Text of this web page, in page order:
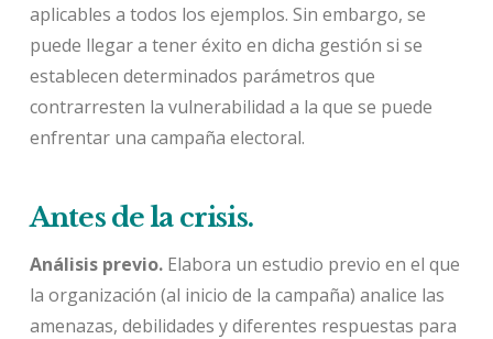
aplicables a todos los ejemplos. Sin embargo, se
puede llegar a tener éxito en dicha gestión si se
establecen determinados parámetros que
contrarresten la vulnerabilidad a la que se puede
enfrentar una campaña electoral.
Antes de la crisis.
Análisis previo.Elabora un estudio previo en el que
la organización (al inicio de la campaña) analice las
amenazas, debilidades y diferentes respuestas para